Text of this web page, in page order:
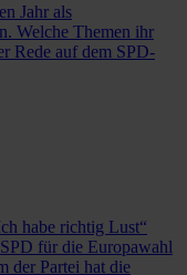
Jahr als
Welche Themen ihr
Rede auf dem SPD-
habe richtig Lust“
für die Europawahl
der Partei hat die